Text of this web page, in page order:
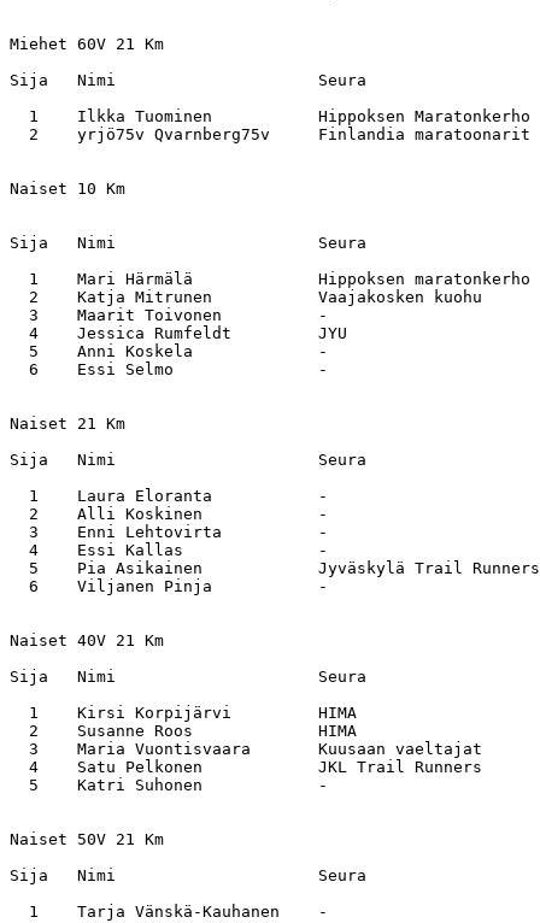
Miehet 60V 21 Km
Sija   Nimi                     Seura
1    Ilkka Tuominen           Hippoksen
2    yrjö75v Qvarnberg75v     Finlandia
Naiset 10 Km
Sija   Nimi                     Seura
1    Mari Härmälä             Hippoksen
2    Katja Mitrunen           Vaajakosken kuohu
3    Maarit Toivonen          -
4    Jessica Rumfeldt         JYU
5    Anni Koskela             -
6    Essi Selmo               -
Naiset 21 Km
Sija   Nimi                     Seura
1    Laura Eloranta           -
2    Alli Koskinen            -
3    Enni Lehtovirta          -
4    Essi Kallas              -
5    Pia Asikainen            Jyväskylä Trail
6    Viljanen Pinja           -
Naiset 40V 21 Km
Sija   Nimi                     Seura
1    Kirsi Korpijärvi         HIMA
2    Susanne Roos             HIMA
3    Maria Vuontisvaara       Kuusaan vaeltajat
4    Satu Pelkonen            JKL Trail Runners
5    Katri Suhonen            -
Naiset 50V 21 Km
Sija   Nimi                     Seura